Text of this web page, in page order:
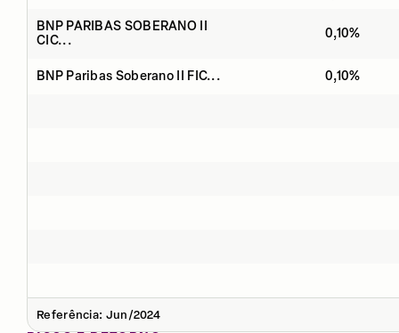
BNP PARIBAS SOBERANO II
CIC...
0,10%
BNP Paribas Soberano II FIC... 0,10%
Referência: Jun/2024